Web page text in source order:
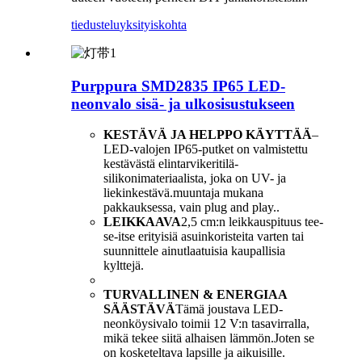
tiedusteluyksityiskohta
Purppura SMD2835 IP65 LED-
neonvalo sisä- ja ulkosisustukseen
KESTÄVÄ JA HELPPO KÄYTTÄÄ–
LED-valojen IP65-putket on valmistettu
kestävästä elintarvikeritilä-
silikonimateriaalista, joka on UV- ja
liekinkestävä.muuntaja mukana
pakkauksessa, vain plug and play..
LEIKKAAVA2,5 cm:n leikkauspituus tee-
se-itse erityisiä asuinkoristeita varten tai
suunnittele ainutlaatuisia kaupallisia
kylttejä.
TURVALLINEN & ENERGIAA
SÄÄSTÄVÄTämä joustava LED-
neonköysivalo toimii 12 V:n tasavirralla,
mikä tekee siitä alhaisen lämmön.Joten se
on kosketeltava lapsille ja aikuisille.